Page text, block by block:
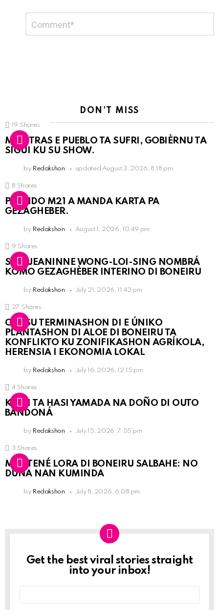
Reply
DON'T MISS
19 Shares
MIENTRAS E PUEBLO TA SUFRI, GOBIÈRNU TA
SIGUI KU SU SHOW.
by Redakshon updated August 3, 2026, 8:18 pm
8 Shares
PARTIDO M21 A MANDA KARTA PA
GEZAGHEBER.
by Redakshon August 1, 2026, 10:49 pm
9 Shares
SRA. JEANINNE WONG-LOI-SING NOMBRÁ
KOMO GEZAGHÈBER INTERINO DI BONEIRU
by Redakshon July 21, 2026, 11:43 pm
27 Shares
OLB SU TERMINASHON DI E ÚNIKO
PLANTASHON DI ALOE DI BONEIRU TA
KONFLIKTO KU ZONIFIKASHON AGRÍKOLA,
HERENSIA I EKONOMIA LOKAL
by Redakshon July 16, 2026, 12:15 pm
4 Shares
KPCN TA HASI YAMADA NA DOÑO DI OUTO
BANDONÁ
by Redakshon July 15, 2026, 7:55 pm
3 Shares
MANTENÉ LORA DI BONEIRU SALBAHE: NO
DUNA NAN KUMINDA
by Redakshon July 8, 2026, 6:08 pm
Newslett
Get the best viral stories straight
into your inbox!